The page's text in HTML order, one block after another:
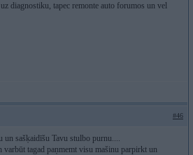
diagnostiku, tapec remonte auto forumos un vel
#46
un sašķaidīšu Tavu stulbo purnu....
varbūt tagad paņmemt visu mašinu parpirkt un